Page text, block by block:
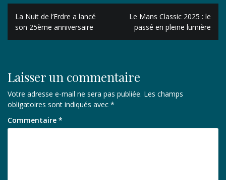
Navigation
de
l’article
La Nuit de l’Erdre a lancé
son 25ème anniversaire
Le Mans Classic 2025 : le
passé en pleine lumière
Laisser un commentaire
Votre adresse e-mail ne sera pas publiée. Les champs
obligatoires sont indiqués avec *
Commentaire *